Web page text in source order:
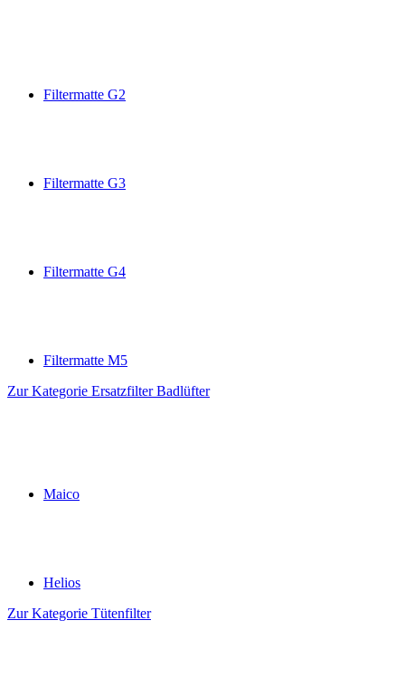
Filtermatte G2
Filtermatte G3
Filtermatte G4
Filtermatte M5
Zur Kategorie Ersatzfilter Badlüfter
Maico
Helios
Zur Kategorie Tütenfilter